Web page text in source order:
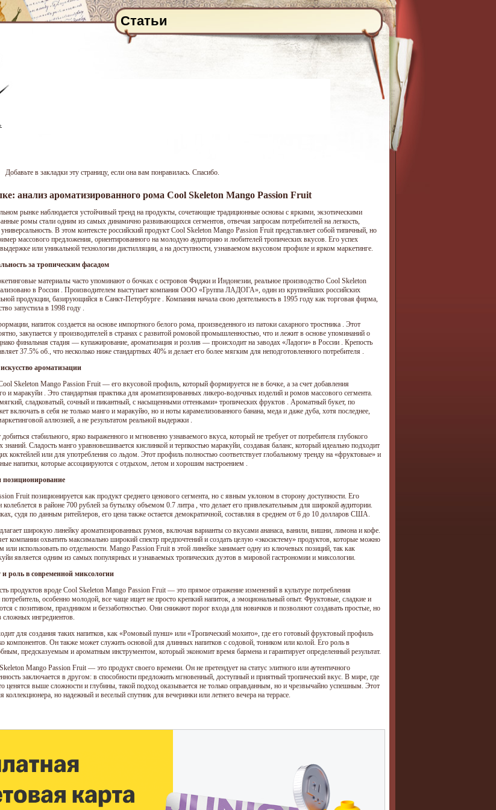
Статьи
Добавьте в закладки эту страницу, если она вам понравилась. Спасибо.
анализ ароматизированного рома Cool Skeleton Mango Passion Fruit
рынке наблюдается устойчивый тренд на продукты, сочетающие традиционные основы с яркими, экзотическими
ромы стали одним из самых динамично развивающихся сегментов, отвечая запросам потребителей на легкость,
В этом контексте российский продукт Cool Skeleton Mango Passion Fruit представляет собой типичный, но
массового предложения, ориентированного на молодую аудиторию и любителей тропических вкусов. Его успех
или уникальной технологии дистилляции, а на доступности, узнаваемом вкусовом профиле и ярком маркетинге.
за тропическим фасадом
материалы часто упоминают о бочках с островов Фиджи и Индонезии, реальное производство Cool Skeleton
в России . Производителем выступает компания ООО «Группа ЛАДОГА», один из крупнейших российских
продукции, базирующийся в Санкт-Петербурге . Компания начала свою деятельность в 1995 году как торговая фирма,
запустила в 1998 году .
напиток создается на основе импортного белого рома, произведенного из патоки сахарного тростника . Этот
закупается у производителей в странах с развитой ромовой промышленностью, что и лежит в основе упоминаний о
финальная стадия — купажирование, ароматизация и розлив — происходит на заводах «Ладоги» в России . Крепость
37.5% об., что несколько ниже стандартных 40% и делает его более мягким для неподготовленного потребителя .
ароматизации
Skeleton Mango Passion Fruit — его вкусовой профиль, который формируется не в бочке, а за счет добавления
и маракуйи . Это стандартная практика для ароматизированных ликеро-водочных изделий и ромов массового сегмента.
сладковатый, сочный и пикантный, с насыщенными оттенками» тропических фруктов . Ароматный букет, по
включать в себя не только манго и маракуйю, но и ноты карамелизованного банана, меда и даже дуба, хотя последнее,
аллюзией, а не результатом реальной выдержки .
стабильного, ярко выраженного и мгновенно узнаваемого вкуса, который не требует от потребителя глубокого
знаний. Сладость манго уравновешивается кислинкой и терпкостью маракуйи, создавая баланс, который идеально подходит
коктейлей или для употребления со льдом. Этот профиль полностью соответствует глобальному тренду на «фруктовые» и
напитки, которые ассоциируются с отдыхом, летом и хорошим настроением .
позиционирование
Fruit позиционируется как продукт среднего ценового сегмента, но с явным уклоном в сторону доступности. Его
колеблется в районе 700 рублей за бутылку объемом 0.7 литра , что делает его привлекательным для широкой аудитории.
судя по данным ритейлеров, его цена также остается демократичной, составляя в среднем от 6 до 10 долларов США.
широкую линейку ароматизированных румов, включая варианты со вкусами ананаса, ванили, вишни, лимона и кофе.
компании охватить максимально широкий спектр предпочтений и создать целую «экосистему» продуктов, которые можно
или использовать по отдельности. Mango Passion Fruit в этой линейке занимает одну из ключевых позиций, так как
является одним из самых популярных и узнаваемых тропических дуэтов в мировой гастрономии и миксологии.
роль в современной миксологии
продуктов вроде Cool Skeleton Mango Passion Fruit — это прямое отражение изменений в культуре потребления
особенно молодой, все чаще ищет не просто крепкий напиток, а эмоциональный опыт. Фруктовые, сладкие и
с позитивом, праздником и беззаботностью. Они снижают порог входа для новичков и позволяют создавать простые, но
ингредиентов.
для создания таких напитков, как «Ромовый пунш» или «Тропический мохито», где его готовый фруктовый профиль
компонентов. Он также может служить основой для длинных напитков с содовой, тоником или колой. Его роль в
предсказуемым и ароматным инструментом, который экономит время бармена и гарантирует определенный результат.
Mango Passion Fruit — это продукт своего времени. Он не претендует на статус элитного или аутентичного
заключается в другом: в способности предложить мгновенный, доступный и приятный тропический вкус. В мире, где
ценятся выше сложности и глубины, такой подход оказывается не только оправданным, но и чрезвычайно успешным. Этот
но надежный и веселый спутник для вечеринки или летнего вечера на террасе.